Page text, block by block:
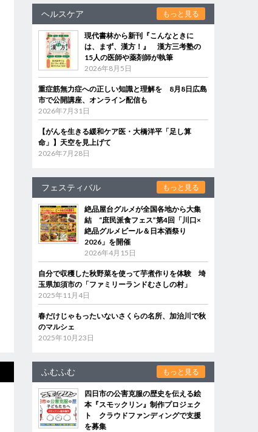
ヘルスケア もっと見る
現代書林から新刊『こんなときに
は、まず、漢方！』 漢方三考塾の
15人の医師や薬剤師が執筆
2026年8月5日
重症筋無力症への正しい知識と理解を 8月8日広島
市で公開講座、オンライン配信も
2026年7月31日
【がんを生きる緩和ケア医・大橋洋平「足し算
命」】天空を見上げて
2026年7月28日
フェスティバル もっと見る
絶品屋台グルメが全国各地から大集
結 “庶民派食フェス”第4回「川口×
絶品グルメビール＆日本酒祭り
2026」を開催
2026年4月15日
自分で収穫した秋野菜を使って芋煮作りを体験 埼
玉県加須市の「ファミリーランドむさしの村」
2025年11月4日
春だけじゃもったいないさくらの名所、加治川で秋
のマルシェ
2025年10月23日
ふむふむ もっと見る
四日市の公害克服の歴史を伝える絵
本『スモックリン』制作プロジェク
ト クラウドファンディングで支援
を募集